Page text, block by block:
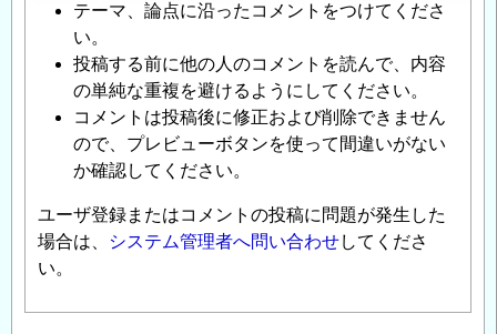
テーマ、論点に沿ったコメントをつけてくださ
い。
投稿する前に他の人のコメントを読んで、内容
の単純な重複を避けるようにしてください。
コメントは投稿後に修正および削除できません
ので、プレビューボタンを使って間違いがない
か確認してください。
ユーザ登録またはコメントの投稿に問題が発生した
場合は、
システム管理者へ問い合わせしてくださ
い。